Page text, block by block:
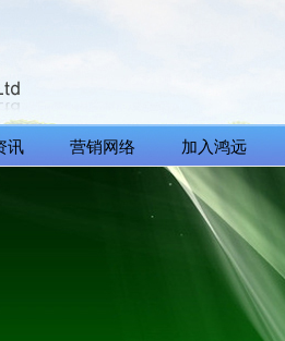
讯 营销网络 加入鸿远